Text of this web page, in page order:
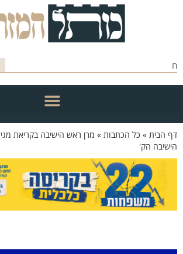
»כל הכתבות»מרן ראש הישיבה בקריאת מגילה
הק'